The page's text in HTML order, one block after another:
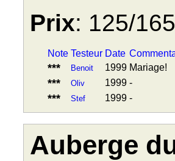
Prix: 125/
Note Testeur Date
*** Benoit 1999 Mariage!
*** Oliv 1999 -
*** Stef 1999 -
Auberge